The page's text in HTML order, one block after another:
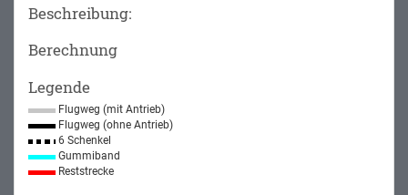
Beschreibung:
Berechnung
Legende
Flugweg (mit Antrieb)
Flugweg (ohne Antrieb)
6 Schenkel
Gummiband
Reststrecke